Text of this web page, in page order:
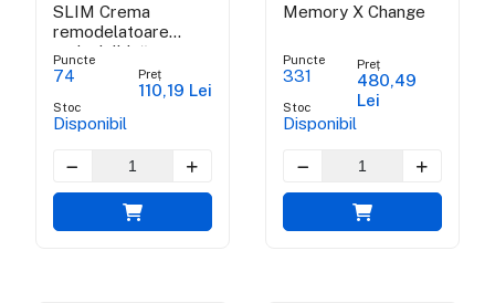
SLIM Crema
remodelatoare
anticelulitică cu
venin de viperă și
propolis verde
brazilian
Puncte
74
Stoc
Disponibil
Preț
110,19 Lei
Memory X Change
Puncte
331
Stoc
Disponibil
Preț
480,49
Lei